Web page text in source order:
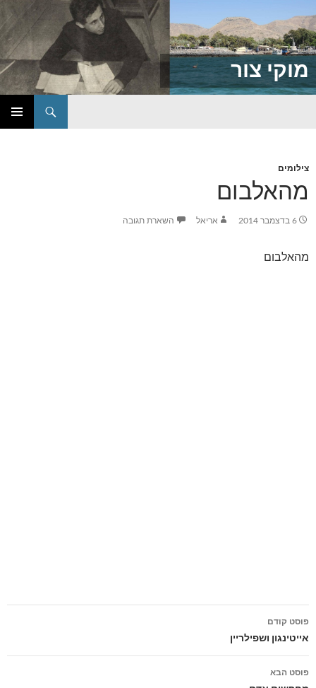
מוקי צור
צילומים
מהאלבום
6 בדצמבר 2014 אריאל השארת תגובה
מהאלבום
ניווט
פוסטים
פוסט קודם
אייטינגון ושפילריין
פוסט הבא